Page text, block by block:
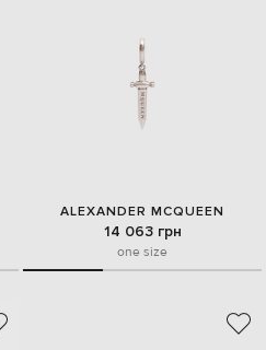
ALEXANDER MCQUEEN
14 063 грн
one size